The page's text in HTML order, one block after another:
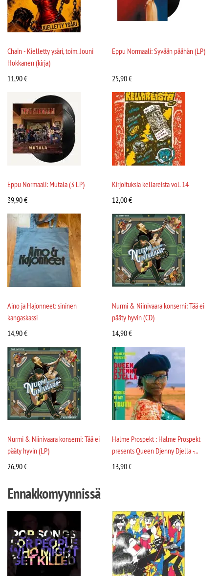
Chain - Kielletty ysäri, toim. Jouni
Hokkanen (kirja)
11,90€
Eppu Normaali: Syvään päähän (LP)
25,90€
Eppu Normaali: Mutala (3 LP)
39,90€
Kirjoituksia kellareista vol. 14
12,00€
Aino ja Hajonneet: sininen
kangaskassi
14,90€
Nurmi & Niinivaara konserni: Tää ei
pääty hyvin (CD)
14,90€
Nurmi & Niinivaara konserni: Tää ei
pääty hyvin (LP)
26,90€
Halme Prospekt : Halme Prospekt
presents Queen Djenny Djella -...
13,90€
Ennakkomyynnissä